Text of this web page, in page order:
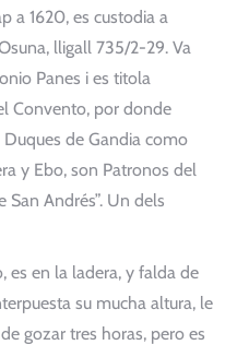
a 1620, es custodia a
lligall 735/2-29. Va
Panes i es titola
Convento, por donde
de Gandia como
y Ebo, son Patronos del
Andrés”. Un dels
es en la ladera, y falda de
su mucha altura, le
gozar tres horas, pero es